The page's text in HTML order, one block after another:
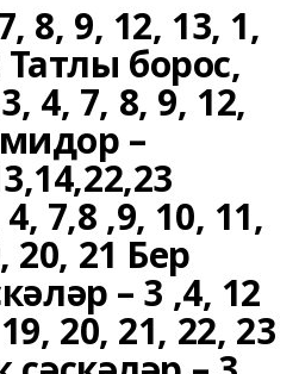
8, 9, 12, 13, 1,
Татлы борос,
4, 7, 8, 9, 12,
–
7,8 ,9, 10, 11,
20, 21 Бер
– 3 ,4, 12
20, 21, 22, 23